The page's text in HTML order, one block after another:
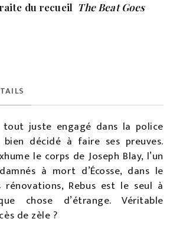
du recueil The Beat Goes
tout juste engagé dans la police
bien décidé à faire ses preuves.
le corps de Joseph Blay, l’un
à mort d’Écosse, dans le
rénovations, Rebus est le seul à
chose d’étrange. Véritable
de zèle ?